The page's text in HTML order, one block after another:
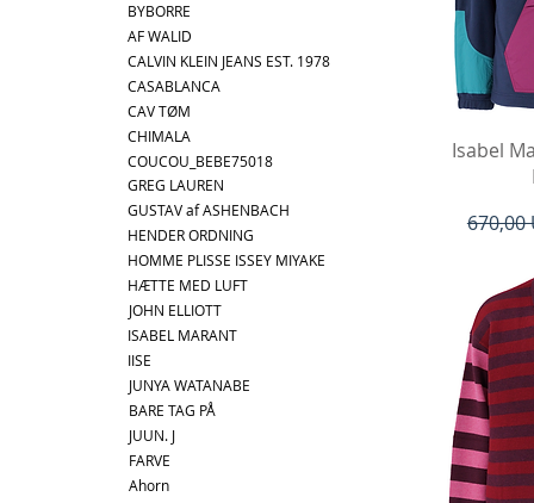
BYBORRE
AF WALID
CALVIN KLEIN JEANS EST. 1978
CASABLANCA
CAV TØM
CHIMALA
GREG LAUREN
COUCOU_BEBE75018
GUSTAV af ASHENBACH
HENDER ORDNING
HOMME PLISSE ISSEY MIYAKE
HÆTTE MED LUFT
JOHN ELLIOTT
ISABEL MARANT
IISE
JUNYA WATANABE
BARE TAG PÅ
JUUN. J
FARVE
Ahorn
Isabel
670,00